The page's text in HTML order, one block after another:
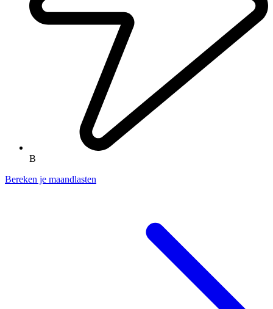
B
Bereken je maandlasten